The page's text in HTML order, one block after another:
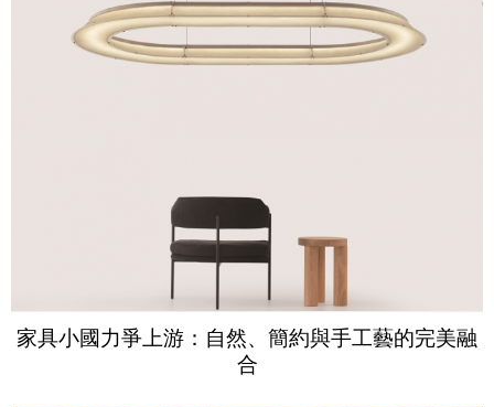
家具小國力爭上游：自然、簡約與手工藝的完美融
合